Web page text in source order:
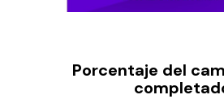
Porcentaje del